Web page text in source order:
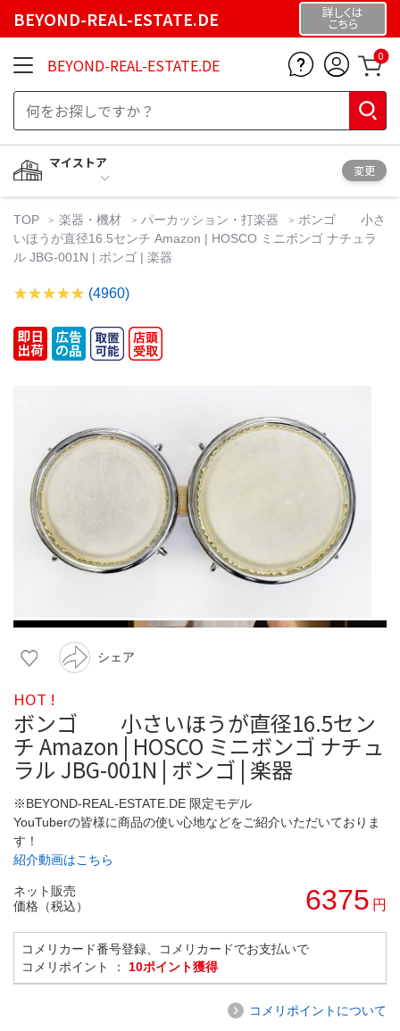
BEYOND-REAL-ESTATE.DE 詳しくは
こちら
BEYOND-REAL-ESTATE.DE 0
マイストア
変更
TOP 楽器・機材 パーカッション・打楽器
ボンゴ 小さ
いほうが直径16.5センチ Amazon | HOSCO ミニボンゴ ナチュラ
ル JBG-001N | ボンゴ | 楽器
(4960)
シェア
HOT !
ボンゴ 小さいほうが直径16.5セン
チ Amazon | HOSCO ミニボンゴ ナチュ
ラル JBG-001N | ボンゴ | 楽器
※BEYOND-REAL-ESTATE.DE 限定モデル
YouTuberの皆様に商品の使い心地などをご紹介いただいておりま
す！
紹介動画はこちら
ネット販売
価格（税込）
6375 円
コメリカード番号登録、コメリカードでお支払いで
コメリポイント ： 10ポイント獲得
コメリポイントについて